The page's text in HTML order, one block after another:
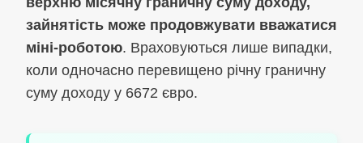
зайнятість може продовжувати вважатися
міні-роботою. Враховуються лише випадки,
коли одночасно перевищено річну граничну
суму доходу у 6672 євро.